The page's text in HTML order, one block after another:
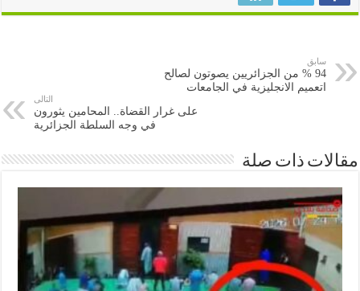
94 % من الجزائريين يصوتون لصالح
اتعميم الانجليزية في الجامعات
على غرار القضاة.. المحامين يثورون
في وجه السلطة الجزائرية
ذات صلة